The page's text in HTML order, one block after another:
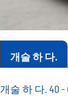
윤 연.
개술 하 다.
개술 하 다. 40